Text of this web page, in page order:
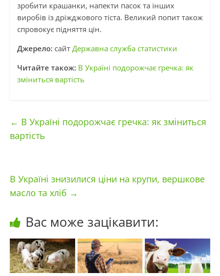
зробити крашанки, напекти пасок та інших
виробів із дріжджового тіста. Великий попит також
спровокує підняття цін.
Джерело: сайт Державна служба статистики
Читайте також: В Україні подорожчає гречка: як
зміниться вартість
← В Україні подорожчає гречка: як зміниться
вартість
В Україні знизилися ціни на крупи, вершкове
масло та хліб →
Вас може зацікавити: